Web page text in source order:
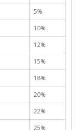
5%
10%
12%
15%
18%
20%
22%
25%